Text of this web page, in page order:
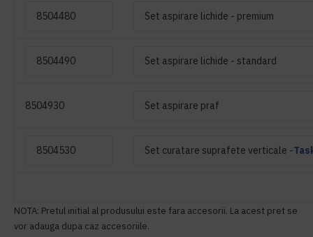
8504480 Set aspirare lichide - premium
8504490 Set aspirare lichide - standard
8504930 Set aspirare praf
8504530 Set curatare suprafete verticale -
NOTA: Pretul initial al produsului este fara accesorii. La acest pret se
vor adauga dupa caz accesoriile.